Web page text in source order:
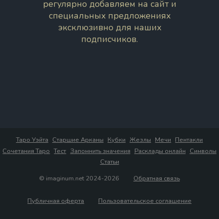
регулярно добавляем на сайт и
специальных предложениях
эксклюзивно для наших
подписчиков.
Таро Уэйта Старшие Арканы Кубки Жезлы Мечи Пентакли
Сочетания Таро Тест Запомнить значения Расклады онлайн Символы
Статьи
© imaginum.net 2024-2026
Обратная связь
Публичная оферта Пользовательское соглашение